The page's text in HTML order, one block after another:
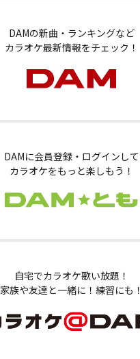
DAMの新曲・ランキングなど
カラオケ最新情報をチェック！
DAMに会員登録・ログインして
カラオケをもっと楽しもう！
自宅でカラオケ歌い放題！
家族や友達と一緒に！練習にも！